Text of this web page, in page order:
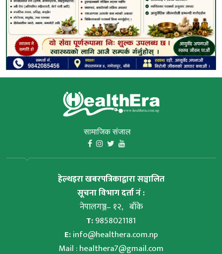
सामाजिक संजाल
हेल्थइरा खबरपत्रिकाद्वारा सञ्चालित
सूचना विभाग दर्ता नं :
नेपालगञ्ज– १२, बाँके
T:9858021181
E:info@healthera.com.np
Mail :healthera7@gmail.com